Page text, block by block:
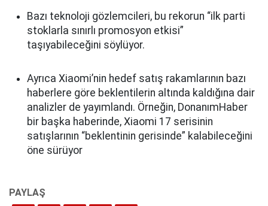
Bazı teknoloji gözlemcileri, bu rekorun “ilk parti
stoklarla sınırlı promosyon etkisi”
taşıyabileceğini söylüyor.
Ayrıca Xiaomi’nin hedef satış rakamlarının bazı
haberlere göre beklentilerin altında kaldığına dair
analizler de yayımlandı. Örneğin, DonanımHaber
bir başka haberinde, Xiaomi 17 serisinin
satışlarının “beklentinin gerisinde” kalabileceğini
öne sürüyor